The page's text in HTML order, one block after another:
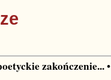
zakończenie...•